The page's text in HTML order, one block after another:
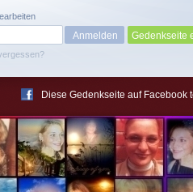
Gedenkseite
Diese Gedenkseite auf Facebook